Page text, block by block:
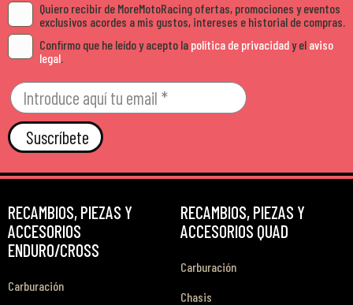
Quiero recibir de MoreMotoRacing ofertas, promociones y eventos
exclusivos acordes a mis gustos, intereses e historial de compras.
Confirmo que he leído y acepto la política de privacidady el aviso
legal.
Suscríbete
RECAMBIOS, PIEZAS Y
ACCESORIOS
ENDURO/CROSS
Carburación
RECAMBIOS, PIEZAS Y
ACCESORIOS QUAD
Carburación
Chasis